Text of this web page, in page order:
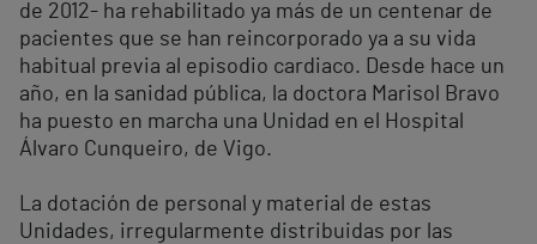
de 2012- ha rehabilitado ya más de un centenar de
pacientes que se han reincorporado ya a su vida
habitual previa al episodio cardiaco. Desde hace un
año, en la sanidad pública, la doctora Marisol Bravo
ha puesto en marcha una Unidad en el Hospital
Álvaro Cunqueiro, de Vigo.
La dotación de personal y material de estas
Unidades, irregularmente distribuidas por las